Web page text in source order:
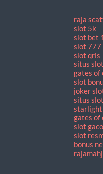
raja
slot 5k
slot bet
slot 777
slot qris
situs
gates of
slot
joker
situs
starlight
gates of
slot
slot
bonus